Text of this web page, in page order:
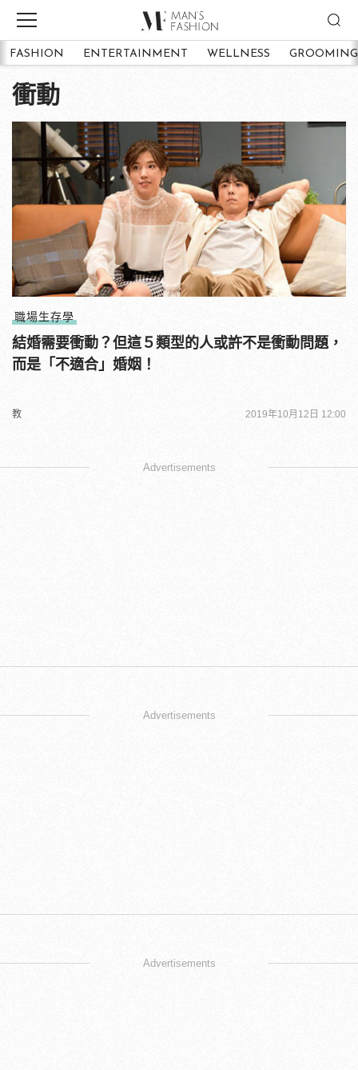
FASHION ENTERTAINMENT WELLNESS GROOMING
衝動
職場生存學
結婚需要衝動？但這５類型的人或許不是衝動問題，
而是「不適合」婚姻！
教 2019年10月12日 12:00
Advertisements
Advertisements
Advertisements